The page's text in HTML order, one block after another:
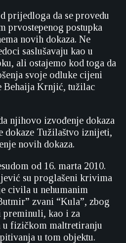
prijedloga da se provedu
prvostepenog postupka
novih dokaza. Ne
saslušavaju kao u
ali ostajemo kod toga da
svoje odluke cijeni
Behaija Krnjić, tužilac
njihovo izvođenje dokaza
dokaze Tužilaštvo iznijeti,
novih dokaza.
od 16. marta 2010.
su proglašeni krivima
civila u nehumanim
zvani “Kula”, zbog
preminuli, kao i za
u fizičkom maltretiranju
u tom objektu.